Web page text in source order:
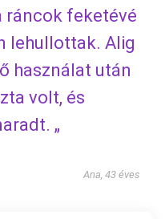
ráncok feketévé
lehullottak. Alig
használat után
volt, és
„
Ana, 43 éves